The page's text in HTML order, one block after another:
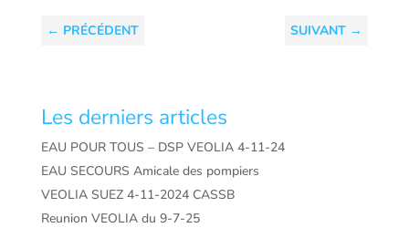
← PRÉCÉDENT SUIVANT →
Les derniers articles
EAU POUR TOUS – DSP VEOLIA 4-11-24
EAU SECOURS Amicale des pompiers
VEOLIA SUEZ 4-11-2024 CASSB
Reunion VEOLIA du 9-7-25